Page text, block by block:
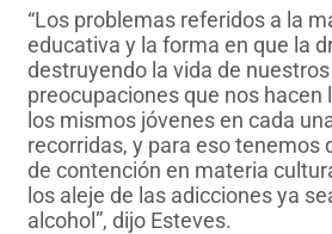
“Los problemas referidos a la
educativa y la forma en que la
destruyendo la vida de
preocupaciones que nos hacen
los mismos jóvenes en cada
recorridas, y para eso tenemos
de contención en materia
los aleje de las adicciones ya
alcohol”, dijo Esteves.